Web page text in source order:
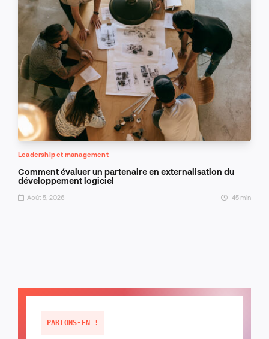
Leadership et management
Comment évaluer un partenaire en externalisation du
développement logiciel
Août 5, 2026 45 min
PARLONS-EN !